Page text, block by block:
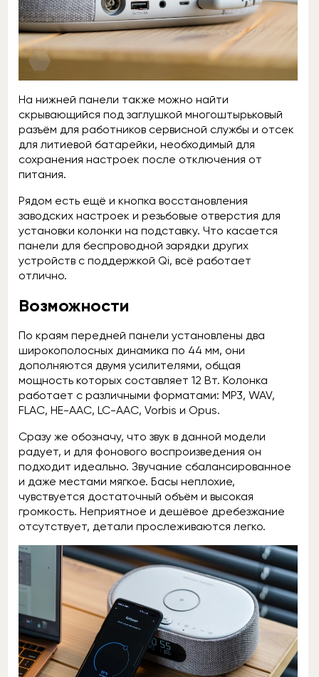
На нижней панели также можно найти
скрывающийся под заглушкой многоштырьковый
разъём для работников сервисной службы и отсек
для литиевой батарейки, необходимый для
сохранения настроек после отключения от
питания.
Рядом есть ещё и кнопка восстановления
заводских настроек и резьбовые отверстия для
установки колонки на подставку. Что касается
панели для беспроводной зарядки других
устройств с поддержкой Qi, всё работает
отлично.
Возможности
По краям передней панели установлены два
широкополосных динамика по 44 мм, они
дополняются двумя усилителями, общая
мощность которых составляет 12 Вт. Колонка
работает с различными форматами: MP3, WAV,
FLAC, HE-AAC, LC-AAC, Vorbis и Opus.
Сразу же обозначу, что звук в данной модели
радует, и для фонового воспроизведения он
подходит идеально. Звучание сбалансированное
и даже местами мягкое. Басы неплохие,
чувствуется достаточный объём и высокая
громкость. Неприятное и дешёвое дребезжание
отсутствует, детали прослеживаются легко.